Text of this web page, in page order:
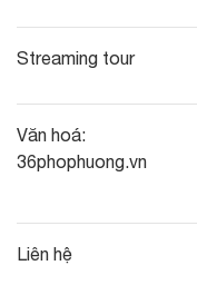
Streaming tour
Văn hoá:
36phophuong.vn
Liên hệ